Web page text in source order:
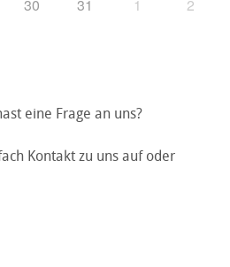
30 31 1 2
eine Frage an uns?
Kontakt zu uns auf oder